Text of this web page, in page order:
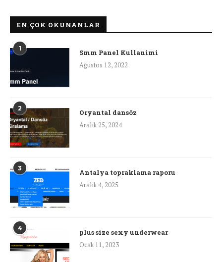
EN ÇOK OKUNANLAR
1
Smm Panel Kullanimi
Ağustos 12, 2022
2
Oryantal dansöz
Aralık 25, 2024
3
Antalya topraklama raporu
Aralık 4, 2025
4
plus size sexy underwear
Ocak 11, 2023